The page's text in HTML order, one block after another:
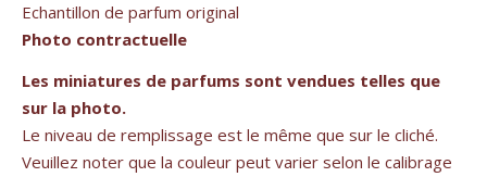
Echantillon de parfum original
Photo contractuelle
Les miniatures de parfums sont vendues telles que
sur la photo.
Le niveau de remplissage est le même que sur le cliché.
Veuillez noter que la couleur peut varier selon le calibrage